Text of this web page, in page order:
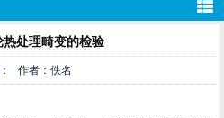
热处理畸变的检验
作者：佚名